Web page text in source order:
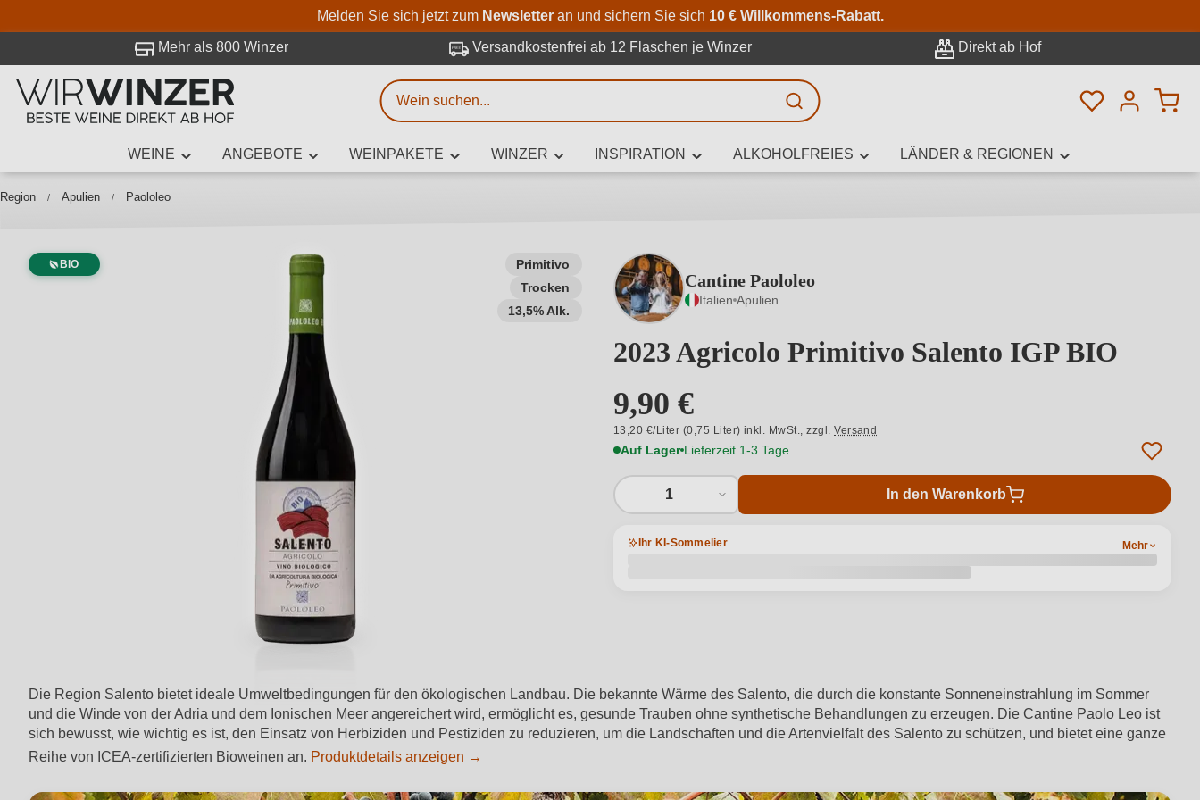
Zum Hauptinhalt springen
Zur Suche springen
Zur Hauptnavigation springen
Melden Sie sich jetzt zum Newsletteran und sichern Sie sich 10 € Willkommens-Rabatt.
Mehr als 800 Winzer Versandkostenfrei ab 12 Flaschen je Winzer Direkt ab Hof
Du hast 0
WEINE ANGEBOTE WEINPAKETE WINZER INSPIRATION ALKOHOLFREIES LÄNDER & REGIONEN
Region Apulien Paololeo
Primitivo
Trocken
13,5% Alk.
BIO
Cantine Paololeo
Italien Apulien
2023 Agricolo Primitivo Salento IGP BIO
9,90 €
13,20 €/Liter (0,75 Liter) inkl. MwSt.,zzgl.Versand
Auf Lager Lieferzeit 1-3 Tage
1 In den Warenkorb
Ihr KI-Sommelier Mehr
Die Region Salento bietet ideale Umweltbedingungen für den ökologischen Landbau. Die bekannte Wärme des Salento, die durch die konstante Sonneneinstrahlung im Sommer
und die Winde von der Adria und dem Ionischen Meer angereichert wird, ermöglicht es, gesunde Trauben ohne synthetische Behandlungen zu erzeugen. Die Cantine Paolo Leo ist
sich bewusst, wie wichtig es ist, den Einsatz von Herbiziden und Pestiziden zu reduzieren, um die Landschaften und die Artenvielfalt des Salento zu schützen, und bietet eine ganze
Reihe von ICEA-zertifizierten Bioweinen an. Produktdetails anzeigen →
Weinsuche
Mindestens 3 Zeichen eingeben
Erweiterte Suche
Beschreiben Sie, welchen Wein Sie suchen – ob nach Geschmack, Anlass, Weinnamen,
Rebsorte, Region, Winzer oder anderen Kriterien.
bei WirWinzer.